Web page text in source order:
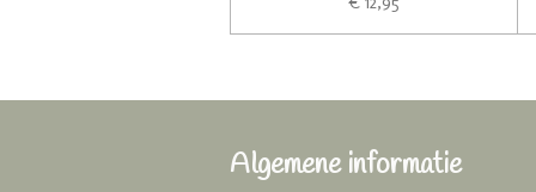
Algemene informatie